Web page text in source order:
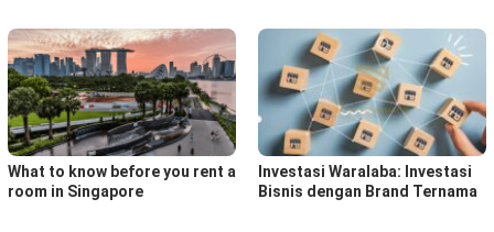
What to know before you rent a
room in Singapore
Investasi Waralaba: Investasi
Bisnis dengan Brand Ternama